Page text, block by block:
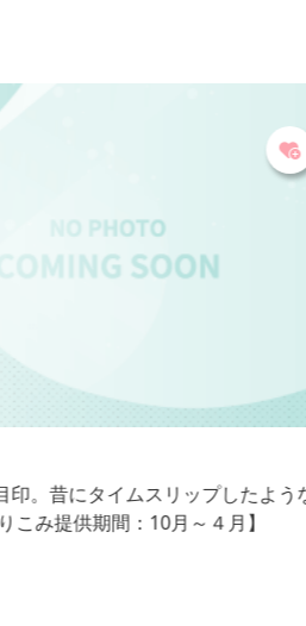
力的。 朱塗りの太鼓橋と真っ赤に
。昔にタイムスリップしたような
りこみ提供期間：10月～４月】